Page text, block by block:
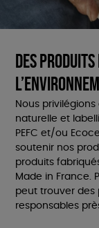
Des
Nous
naturelle et
PEFC et/ou
soutenir nos
produits
Made in France.
peut trouver des
responsables